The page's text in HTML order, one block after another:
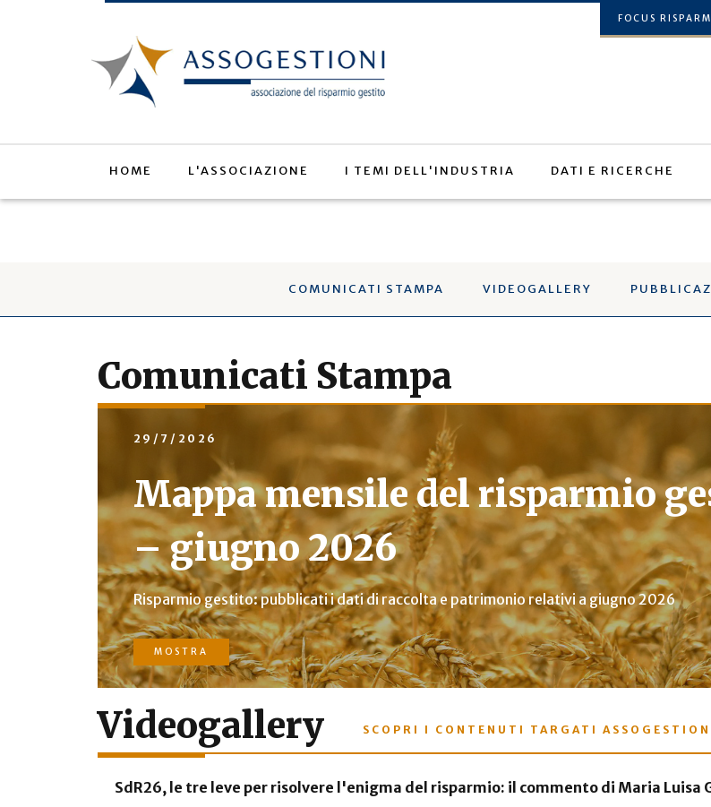
FOCUS
HOME L'ASSOCIAZIONE I TEMI DELL'INDUSTRIA DATI E RICERCHE
COMUNICATI STAMPA VIDEOGALLERY
Comunicati Stampa
29/7/2026
Mappa mensile del risparmio
– giugno 2026
Risparmio gestito: pubblicati i dati di raccolta e patrimonio relativi a giugno 2026
MOSTRA
Videogallery SCOPRI I CONTENUTI TARGATI
SdR26, le tre leve per risolvere l'enigma del risparmio: il commento di Maria Luisa